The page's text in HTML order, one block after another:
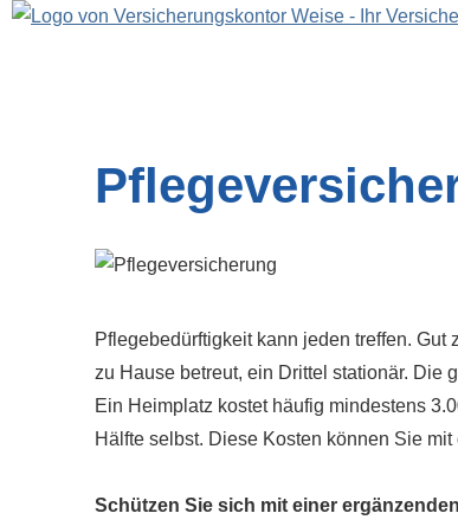
Pflegebedürftigkeit kann jeden treffen.
zu Hause betreut, ein Drittel stationär. Die
Ein Heimplatz kostet häufig mindestens
Hälfte selbst. Diese Kosten können Sie
Schützen Sie sich mit einer